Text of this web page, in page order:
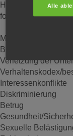
HME Speak Up ist
folgenden Themen
Mobbing
Bestechung/
Verletzung der
Verhaltenskodex/
Interessenkonflikte
Diskriminierung
Betrug
Gesundheit/
Sexuelle
Alle